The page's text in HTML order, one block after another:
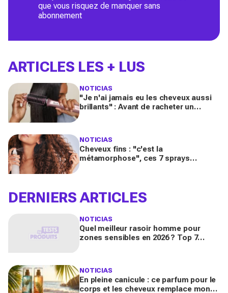
que vous risquez de manquer sans
abonnement
ARTICLES LES + LUS
NOTICIAS
"Je n'ai jamais eu les cheveux aussi
brillants" : Avant de racheter un
NOTICIAS
Cheveux fins : "c'est la
métamorphose", ces 7 sprays
DERNIERS ARTICLES
NOTICIAS
Quel meilleur rasoir homme pour
zones sensibles en 2026 ? Top 7
NOTICIAS
En pleine canicule : ce parfum pour le
corps et les cheveux remplace mon